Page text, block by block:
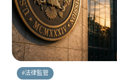
#法律監管